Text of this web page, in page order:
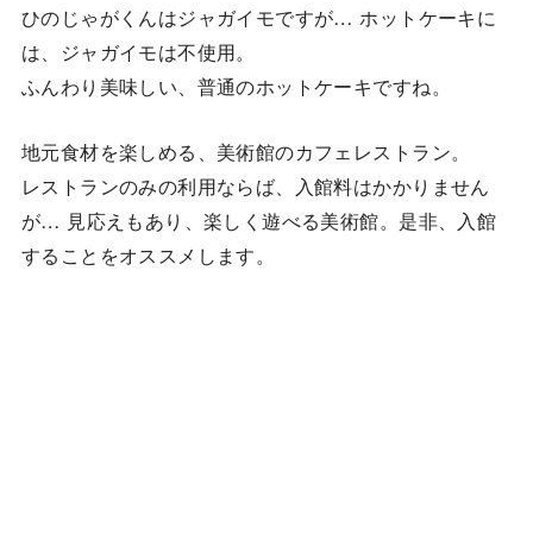
ひのじゃがくんはジャガイモですが… ホットケーキに
は、ジャガイモは不使用。
ふんわり美味しい、普通のホットケーキですね。
地元食材を楽しめる、美術館のカフェレストラン。
レストランのみの利用ならば、入館料はかかりません
が… 見応えもあり、楽しく遊べる美術館。是非、入館
することをオススメします。